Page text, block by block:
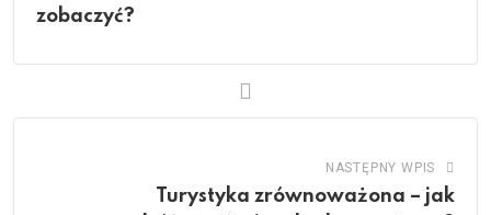
zobaczyć?
NASTĘPNY WPIS
Turystyka zrównoważona – jak